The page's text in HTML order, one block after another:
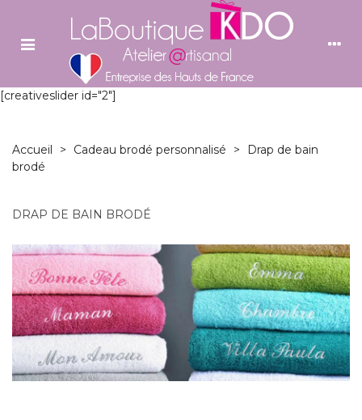
[creativeslider id="2"]
Accueil > Cadeau brodé personnalisé >
Drap de bain
brodé
DRAP DE BAIN BRODÉ